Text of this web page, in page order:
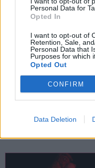
Personal Data for
Opted In
I want to opt-out of
Retention, Sale,
Personal Data that
Purposes for which
Opted Out
CONFIRM
Data Deletion
SPETTACOLI
12 Agosto 2026
A Baveno
“La